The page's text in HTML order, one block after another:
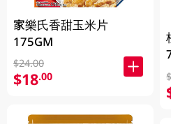
家樂氏香甜玉米片
175GM
$24.00
$18.00